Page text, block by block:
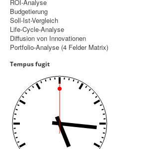
Management
Controlling
Balanced Scorecard
Benchmarking
Hoshin-Kanri
Kommunikation
Entscheidungsregeln
ROI-Analyse
Budgetierung
Soll-Ist-Vergleich
Life-Cycle-Analyse
Diffusion von Innovationen
Portfolio-Analyse (4 Felder Matrix)
Tempus fugit